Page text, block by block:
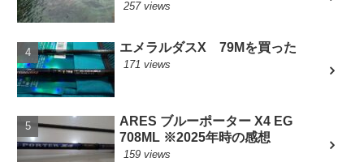
257 views
エメラルダスX 79Mを買った
171 views
ARES ブルーポーター X4 EG
708ML ※2025年時の感想
159 views